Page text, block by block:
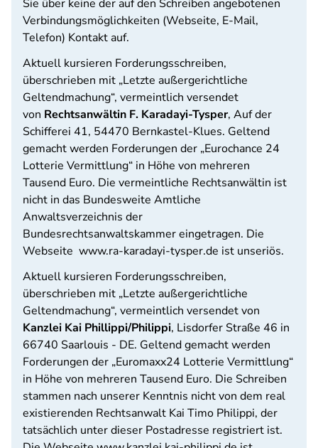
Sie über keine der auf den Schreiben angebotenen
Verbindungsmöglichkeiten (Webseite, E-Mail,
Telefon) Kontakt auf.
Aktuell kursieren Forderungsschreiben,
überschrieben mit „Letzte außergerichtliche
Geltendmachung“, vermeintlich versendet
von Rechtsanwältin F. Karadayi-Tysper, Auf der
Schifferei 41, 54470 Bernkastel-Klues. Geltend
gemacht werden Forderungen der „Eurochance 24
Lotterie Vermittlung“ in Höhe von mehreren
Tausend Euro. Die vermeintliche Rechtsanwältin ist
nicht in das Bundesweite Amtliche
Anwaltsverzeichnis der
Bundesrechtsanwaltskammer eingetragen. Die
Webseite www.ra-karadayi-tysper.de ist unseriös.
Aktuell kursieren Forderungsschreiben,
überschrieben mit „Letzte außergerichtliche
Geltendmachung“, vermeintlich versendet von
Kanzlei Kai Phillippi/Philippi, Lisdorfer Straße 46 in
66740 Saarlouis - DE. Geltend gemacht werden
Forderungen der „Euromaxx24 Lotterie Vermittlung“
in Höhe von mehreren Tausend Euro. Die Schreiben
stammen nach unserer Kenntnis nicht von dem real
existierenden Rechtsanwalt Kai Timo Philippi, der
tatsächlich unter dieser Postadresse registriert ist.